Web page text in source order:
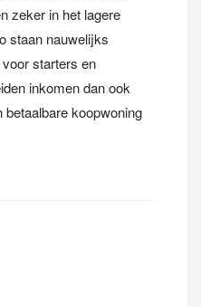
zeker in het lagere
staan nauwelijks
starters en
inkomen dan ook
koopwoning